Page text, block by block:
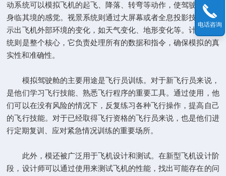
动系统可以模拟飞机的起飞、降落、转弯等动作，使驾驶员有如
身临其境的感觉。视景系统则通过大屏幕或者全息投影技术，显
示出飞机外部环境的变化，如天气变化、地形变化等。计算机系
统则是整个核心，它负责处理所有的数据和指令，确保模拟的真
实性和准确性。
模拟驾驶舱的主要用途是飞行员训练。对于新飞行员来说，
是他们学习飞行技能、熟悉飞行程序的重要工具。通过使用，他
们可以在没有风险的情况下，反复练习各种飞行操作，提高自己
的飞行技能。对于已经取得飞行资格的飞行员来说，也是他们进
行定期复训、应对紧急情况训练的重要场所。
此外，模还被广泛用于飞机设计和测试。在新型飞机设计阶
段，设计师可以通过使用来测试飞机的性能，找出可能存在的问
电话咨询